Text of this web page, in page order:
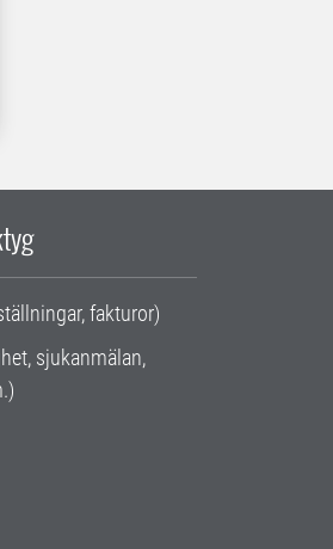
fakturor)
sjukanmälan,